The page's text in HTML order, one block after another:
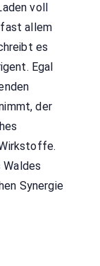
voll
fast allem
es
Egal
der
Synergie